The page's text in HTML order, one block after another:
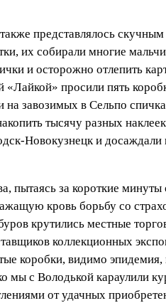
представлялось
их собирали многие
и осторожно отлепить
«Лайкой» просили пять
завозимых в Сельпо
тысячу разных
Новокузнецк и
пытаясь за короткие
кровь борьбу со
крутились местные
коллекционных
коробки, видимо
мы с Володькой караулили
от удачных